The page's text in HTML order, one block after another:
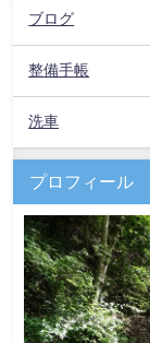
ブログ
整備手帳
洗車
プロフィール